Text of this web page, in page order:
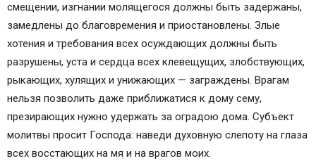
смещении, изгнании молящегося должны быть задержаны,
замедлены до благовремения и приостановлены. Злые
хотения и требования всех осуждающих должны быть
разрушены, уста и сердца всех клевещущих, злобствующих,
рыкающих, хулящих и унижающих — заграждены. Врагам
нельзя позволить даже приближатися к дому сему,
презирающих нужно удержать за оградою дома. Субъект
молитвы просит Господа: наведи духовную слепоту на глаза
всех восстающих на мя и на врагов моих.